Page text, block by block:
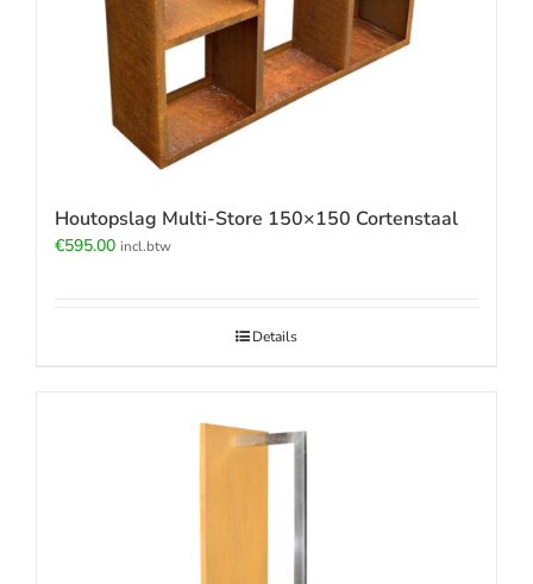
Houtopslag Multi-Store 150×150 Cortenstaal
€595.00 incl.btw
Details